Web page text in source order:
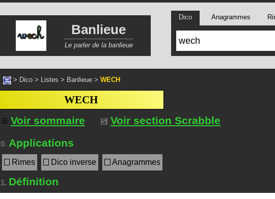
Banlieue
Le parler de la banlieue
Dico Anagrammes
> Dico > Listes > Banlieue > WECH
WECH
Voir sommaire
Voir section Scrabble
0. Applications
Rimes Dico inverse Anagrammes
1. Définition